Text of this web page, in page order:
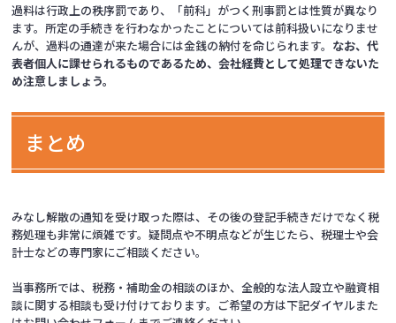
過料は行政上の秩序罰であり、「前科」がつく刑事罰とは性質が異なり
ます。所定の手続きを行わなかったことについては前科扱いになりませ
んが、過料の通達が来た場合には金銭の納付を命じられます。 なお、代
表者個人に課せられるものであるため、会社経費として処理できないた
め注意しましょう。
まとめ
みなし解散の通知を受け取った際は、その後の登記手続きだけでなく税
務処理も非常に煩雑です。疑問点や不明点などが生じたら、税理士や会
計士などの専門家にご相談ください。
当事務所では、税務・補助金の相談のほか、全般的な法人設立や融資相
談に関する相談も受け付けております。ご希望の方は下記ダイヤルまた